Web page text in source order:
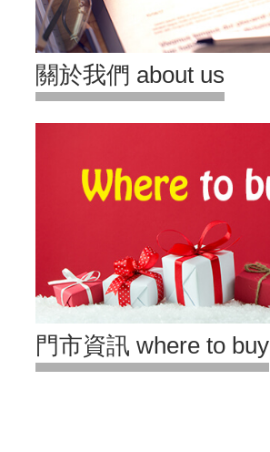
關於我們 about us
門市資訊 where to buy